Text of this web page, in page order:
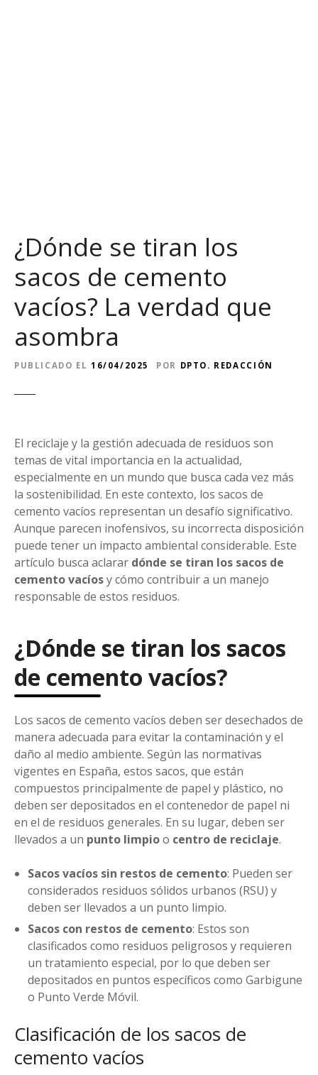
¿Dónde se tiran los
sacos de cemento
vacíos? La verdad que
asombra
PUBLICADO EL 16/04/2025 POR DPTO. REDACCIÓN
El reciclaje y la gestión adecuada de residuos son
temas de vital importancia en la actualidad,
especialmente en un mundo que busca cada vez más
la sostenibilidad. En este contexto, los sacos de
cemento vacíos representan un desafío significativo.
Aunque parecen inofensivos, su incorrecta disposición
puede tener un impacto ambiental considerable. Este
artículo busca aclarar dónde se tiran los sacos de
cemento vacíosy cómo contribuir a un manejo
responsable de estos residuos.
¿Dónde se tiran los sacos
de cemento vacíos?
Los sacos de cemento vacíos deben ser desechados de
manera adecuada para evitar la contaminación y el
daño al medio ambiente. Según las normativas
vigentes en España, estos sacos, que están
compuestos principalmente de papel y plástico, no
deben ser depositados en el contenedor de papel ni
en el de residuos generales. En su lugar, deben ser
llevados a un punto limpioo centro de reciclaje.
Sacos vacíos sin restos de cemento: Pueden ser
considerados residuos sólidos urbanos (RSU) y
deben ser llevados a un punto limpio.
Sacos con restos de cemento: Estos son
clasificados como residuos peligrosos y requieren
un tratamiento especial, por lo que deben ser
depositados en puntos específicos como Garbigune
o Punto Verde Móvil.
Clasificación de los sacos de
cemento vacíos